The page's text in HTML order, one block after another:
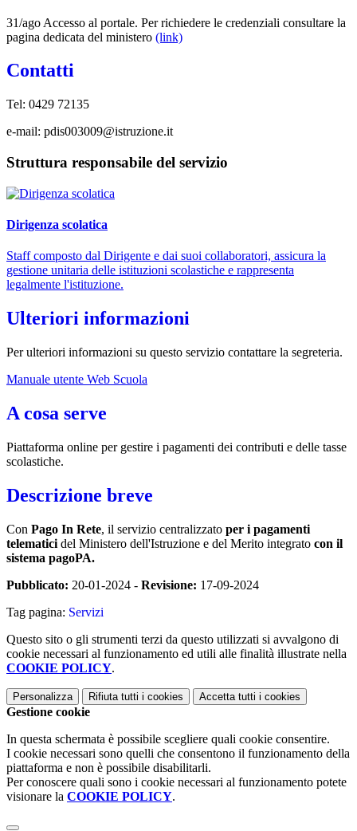
31/ago Accesso al portale. Per richiedere le credenziali consultare la
pagina dedicata del ministero (link)
Contatti
Tel: 0429 72135
e-mail: pdis003009@istruzione.it
Struttura responsabile del servizio
Dirigenza scolatica
Staff composto dal Dirigente e dai suoi collaboratori, assicura la
gestione unitaria delle istituzioni scolastiche e rappresenta
legalmente l'istituzione.
Ulteriori informazioni
Per ulteriori informazioni su questo servizio contattare la segreteria.
Manuale utente Web Scuola
A cosa serve
Piattaforma online per gestire i pagamenti dei contributi e delle tasse
scolastiche.
Descrizione breve
Con Pago In Rete, il servizio centralizzato per i pagamenti
telematici del Ministero dell'Istruzione e del Merito integrato con il
sistema pagoPA.
Pubblicato: 20-01-2024 - Revisione: 17-09-2024
Tag pagina: Servizi
Questo sito o gli strumenti terzi da questo utilizzati si avvalgono di
cookie necessari al funzionamento ed utili alle finalità illustrate nella
COOKIE POLICY.
Personalizza Rifiuta tutti i cookies Accetta tutti i cookies
Gestione cookie
In questa schermata è possibile scegliere quali cookie consentire.
I cookie necessari sono quelli che consentono il funzionamento della
piattaforma e non è possibile disabilitarli.
Per conoscere quali sono i cookie necessari al funzionamento potete
visionare la COOKIE POLICY.